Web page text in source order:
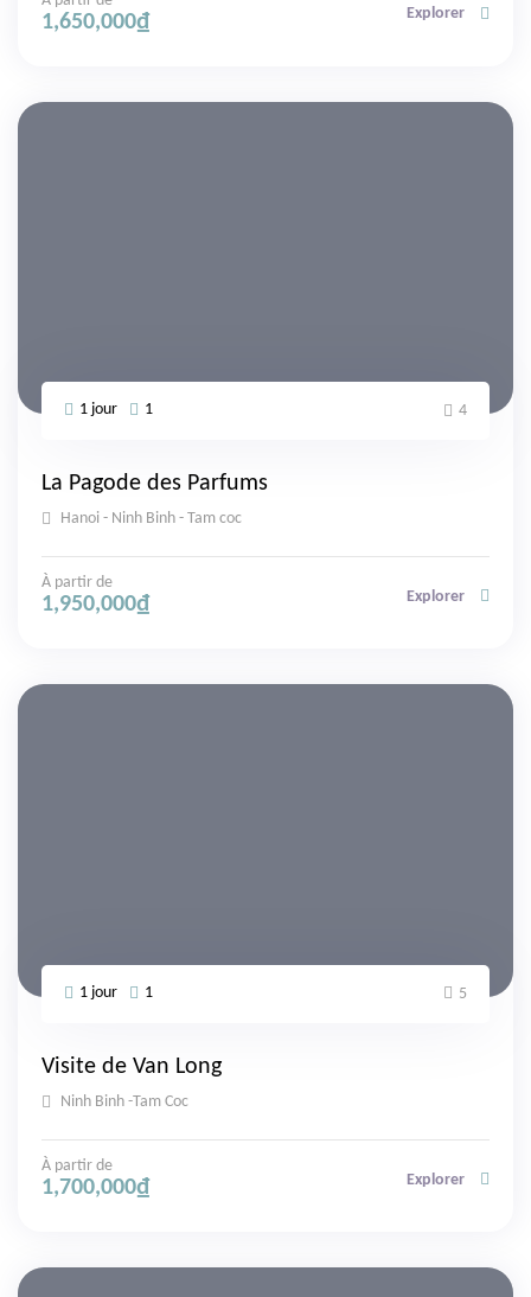
1,650,000₫ Explorer
1 jour 1 4
La Pagode des Parfums
Hanoi - Ninh Binh - Tam coc
À partir de
1,950,000₫ Explorer
1 jour 1 5
Visite de Van Long
Ninh Binh -Tam Coc
À partir de
1,700,000₫ Explorer